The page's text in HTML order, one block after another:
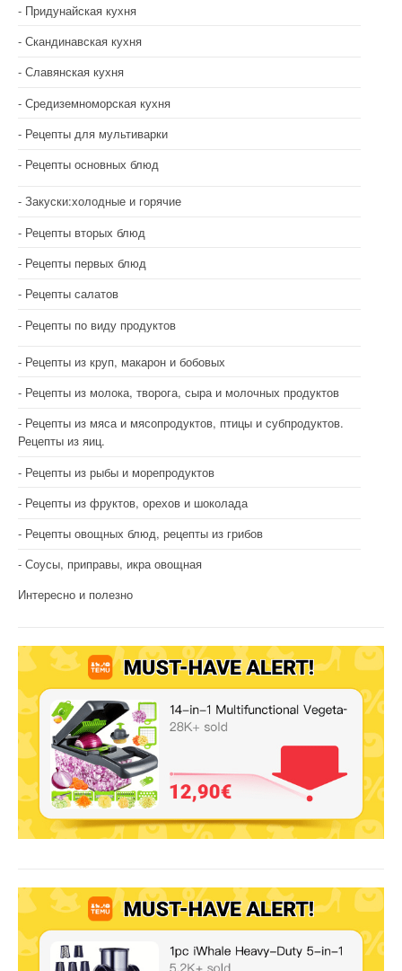
Придунайская кухня
Скандинавская кухня
Славянская кухня
Средиземноморская кухня
Рецепты для мультиварки
Рецепты основных блюд
Закуски:холодные и горячие
Рецепты вторых блюд
Рецепты первых блюд
Рецепты салатов
Рецепты по виду продуктов
Рецепты из круп, макарон и бобовых
Рецепты из молока, творога, сыра и молочных продуктов
Рецепты из мяса и мясопродуктов, птицы и субпродуктов.
Рецепты из яиц.
Рецепты из рыбы и морепродуктов
Рецепты из фруктов, орехов и шоколада
Рецепты овощных блюд, рецепты из грибов
Соусы, приправы, икра овощная
Интересно и полезно